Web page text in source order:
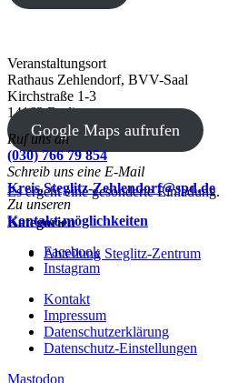
Veranstaltungsort
Rathaus Zehlendorf, BVV-Saal
Kirchstraße 1-3
14163 Berlin
Google Maps aufrufen
Es ergeht eine gesonderte Einladung.
Kategorien
Abteilung Steglitz-Zentrum
Ruf uns an
(030) 766 79 854
Schreib uns eine E-Mail
Kreis.Steglitz-Zehlendorf@spd.de
Zu unseren
Kontakt-möglichkeiten
Facebook
Instagram
Kontakt
Impressum
Datenschutzerklärung
Datenschutz-Einstellungen
Mastodon